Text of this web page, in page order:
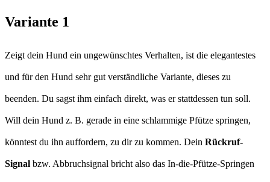
Variante 1
Zeigt dein Hund ein ungewünschtes Verhalten, ist die elegantestes
und für den Hund sehr gut verständliche Variante, dieses zu
beenden. Du sagst ihm einfach direkt, was er stattdessen tun soll.
Will dein Hund z. B. gerade in eine schlammige Pfütze springen,
könntest du ihn auffordern, zu dir zu kommen. Dein Rückruf-
Signal bzw. Abbruchsignal bricht also das In-die-Pfütze-Springen